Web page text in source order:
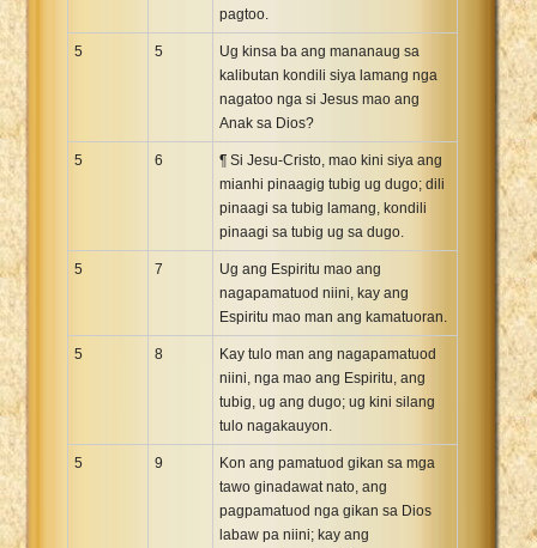
pagtoo.
5 5
Ug kinsa ba ang mananaug sa
kalibutan kondili siya lamang nga
nagatoo nga si Jesus mao ang
Anak sa Dios?
5 6
¶ Si Jesu-Cristo, mao kini siya ang
mianhi pinaagig tubig ug dugo; dili
pinaagi sa tubig lamang, kondili
pinaagi sa tubig ug sa dugo.
5 7
Ug ang Espiritu mao ang
nagapamatuod niini, kay ang
Espiritu mao man ang kamatuoran.
5 8
Kay tulo man ang nagapamatuod
niini, nga mao ang Espiritu, ang
tubig, ug ang dugo; ug kini silang
tulo nagakauyon.
5 9
Kon ang pamatuod gikan sa mga
tawo ginadawat nato, ang
pagpamatuod nga gikan sa Dios
labaw pa niini; kay ang